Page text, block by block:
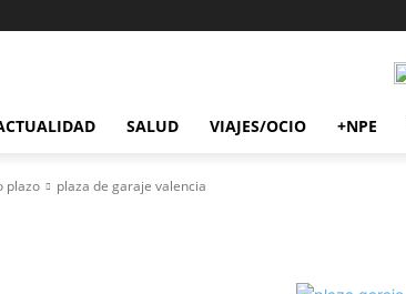
SALUD VIAJES/OCIO +NPE
plazo plaza de garaje valencia